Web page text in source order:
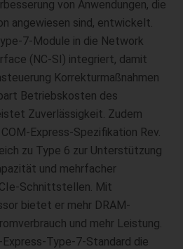
von Anwendungen, die
angewiesen sind, entwickelt.
7-Module in die Network
(NC-SI) integriert, damit
Korrekturmaßnahmen
Betriebskosten des
Zuverlässigkeit. Zudem
Express-Spezifikation Rev.
zu Type 6 zur Unterstützung
und mehrfacher
Schnittstellen. Mit
bietet er mehr DRAM-
und mehr Leistung.
Type-7-Standard die